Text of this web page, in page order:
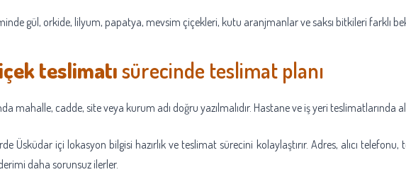
gül, orkide, lilyum, papatya, mevsim çiçekleri, kutu aranjmanlar ve saksı bitkileri farklı
teslimatısürecinde teslimat planı
mahalle, cadde, site veya kurum adı doğru yazılmalıdır. Hastane ve iş yeri teslimatlarında
Üsküdar içi lokasyon bilgisi hazırlık ve teslimat sürecini kolaylaştırır. Adres, alıcı
daha sorunsuz ilerler.